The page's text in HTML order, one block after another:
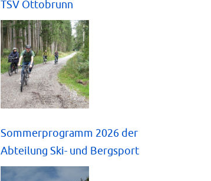
TSV Ottobrunn
Sommerprogramm 2026 der
Abteilung Ski- und Bergsport